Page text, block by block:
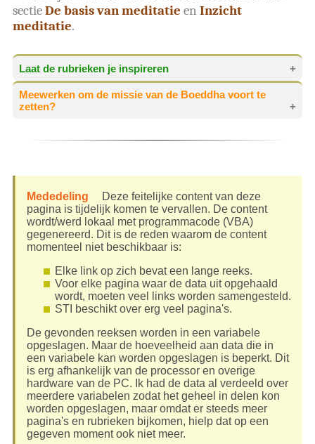
sectieDe basis van meditatie en Inzicht
meditatie.
Laat de rubrieken je inspireren
Laat de rubrieken je inspireren
delen namen toegewezen waardoor errubrieken
ontstaan. Dit leidt uiteindelijk totfantastische
leermogelijkheden! Dankzij geavanceerde
programmacode[1]kan intern namelijk een lijst
worden gegenereerd van alle pagina's met alle
rubrieken. De rubriek 'Extra aanbevelingen' die soms
voorkomt, wordt hierbij uitgesloten.
Ook wordt dehoofdpaginavan deze sectie
uitgesloten en de pagina's in het deelHandige
lijsten
Zo'n lijst kan erg handig zijn als je naar specifieke
informatie zoekt. Je kunt de lijst ook gebruiken om er
gewoon eens lekker op je gemak doorheen te
neuzen. Zeer leerzaamen zeerinspirerend!
De rubrieken zijn op alfabetische volgorde
gesorteerd. De link geeft de naam van de pagina
weer, maar je gaat direct naar de rubriek.
Meewerken om de missie van de Boeddha voort te
zetten?
uitstekend! Want dit is nou precies waarom de
Boeddha 45 jaren lang zijn Dhamma met grote
vastberadenheid en mededogen heeft onderwezen.
Als sleuteltotinzicht.nl — dat gebaseerd is op de
kunnen worden, zou dat geweldig zijn! Dan wordt
daarmee de missie van de Boeddha voortgezet en
zullen vele mensen hier blijvend gebruik van kunnen
maken. Nu en tot ver in de toekomst.
Op de pagina Zal Sleutel tot Inzicht blijven
voortbestaan?is uitgelegd wat ook jij kunt doen om
mee te helpen de missie van de Boeddha voort te
zetten.
Mededeling
Deze feitelijke content van deze
pagina is tijdelijk komen te vervallen. De content
wordt/werd lokaal met programmacode (VBA)
gegenereerd. Dit is de reden waarom de content
momenteel niet beschikbaar is:
Elke link op zich bevat een lange reeks.
Voor elke pagina waar de data uit opgehaald
wordt, moeten veel links worden samengesteld.
STI beschikt over erg veel pagina's.
De gevonden reeksen worden in een variabele
opgeslagen. Maar de hoeveelheid aan data die in
een variabele kan worden opgeslagen is beperkt. Dit
is erg afhankelijk van de processor en overige
hardware van de PC. Ik had de data al verdeeld over
meerdere variabelen zodat het geheel in delen kon
worden opgeslagen, maar omdat er steeds meer
pagina's en rubrieken bijkomen, hielp dat op een
gegeven moment ook niet meer.